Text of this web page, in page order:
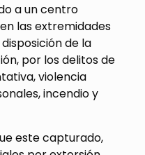
a un centro
las extremidades
de la
por los delitos de
violencia
incendio y
este capturado,